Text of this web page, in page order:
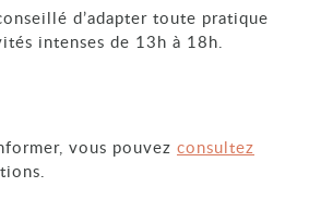
d’adapter toute pratique
intenses de 13h à 18h.
vous pouvez consultez